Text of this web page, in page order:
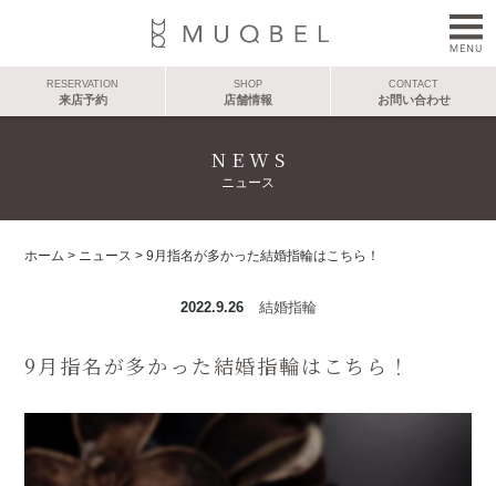
RESERVATION
来店予約
SHOP
店舗情報
CONTACT
お問い合わせ
NEWS
ニュース
ホーム > ニュース >9月指名が多かった結婚指輪はこちら！
2022.9.26 結婚指輪
9月指名が多かった結婚指輪はこちら！